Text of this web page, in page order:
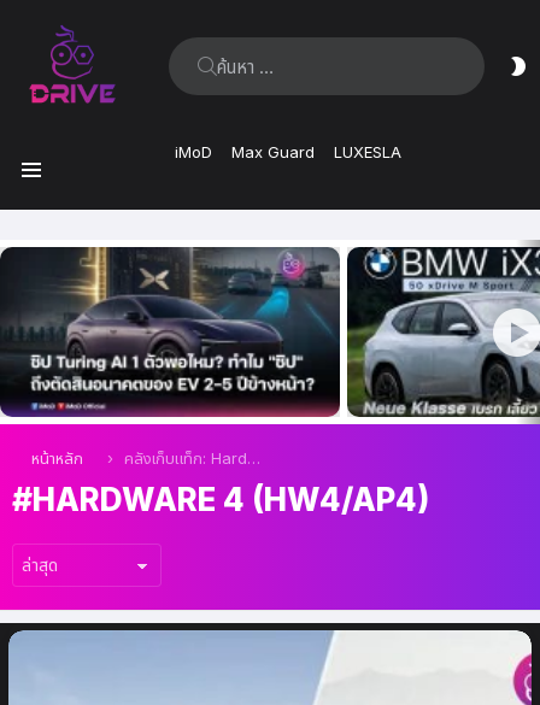
ค้นหา:
iMoD Max Guard LUXESLA
ล่าสุด
คุณอยู่ที่นี่:
หน้าหลัก คลังเก็บแท็ก: Hardware 4 (HW4/AP4)
HARDWARE 4 (HW4/AP4)
เรื่อง